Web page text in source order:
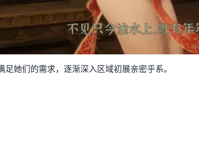
她们的需求，逐渐深入区域初展亲密乎系。